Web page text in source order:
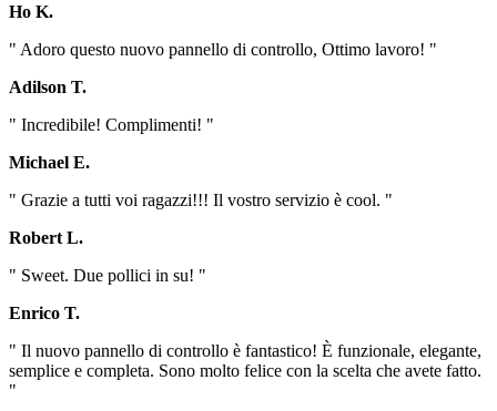
Ho K.
" Adoro questo nuovo pannello di controllo, Ottimo lavoro! "
Adilson T.
" Incredibile! Complimenti! "
Michael E.
" Grazie a tutti voi ragazzi!!! Il vostro servizio è cool. "
Robert L.
" Sweet. Due pollici in su! "
Enrico T.
" Il nuovo pannello di controllo è fantastico! È funzionale, elegante,
semplice e completa. Sono molto felice con la scelta che avete fatto.
"